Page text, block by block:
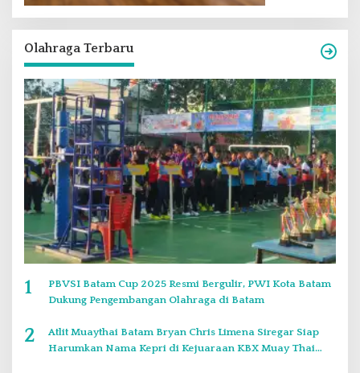
Olahraga Terbaru
1
PBVSI Batam Cup 2025 Resmi Bergulir, PWI Kota Batam
Dukung Pengembangan Olahraga di Batam
2
Atlit Muaythai Batam Bryan Chris Limena Siregar Siap
Harumkan Nama Kepri di Kejuaraan KBX Muay Thai